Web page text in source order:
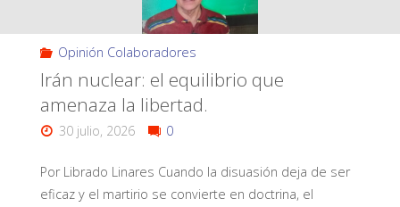
Opinión Colaboradores
Irán nuclear: el equilibrio que
amenaza la libertad.
30 julio, 2026 0
Por Librado Linares Cuando la disuasión deja de ser
eficaz y el martirio se convierte en doctrina, el